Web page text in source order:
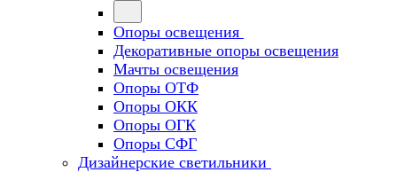
Опоры освещения
Декоративные опоры освещения
Мачты освещения
Опоры ОТФ
Опоры ОКК
Опоры ОГК
Опоры СФГ
Дизайнерские светильники